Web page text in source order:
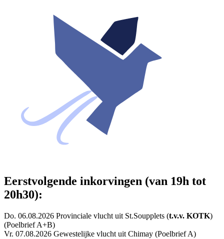
Eerstvolgende inkorvingen (van 19h tot
20h30):
Do. 06.08.2026 Provinciale vlucht uit St.Soupplets (t.v.v. KOTK)
(Poelbrief A+B)
Vr. 07.08.2026 Gewestelijke vlucht uit Chimay (Poelbrief A)